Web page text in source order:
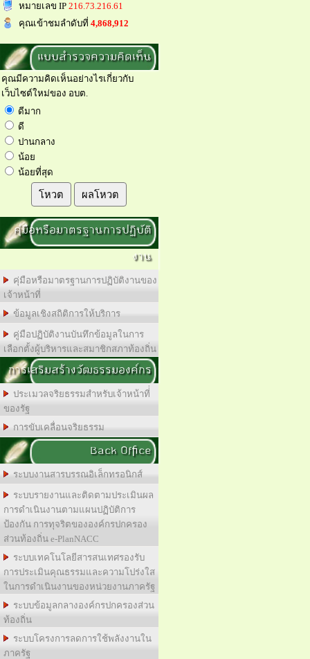
หมายเลข IP 216.73.216.61
คุณเข้าชมลำดับที่ 4,868,912
แบบสำรวจความคิดเห็น
คุณมีความคิดเห็นอย่างไรเกี่ยวกับ
เว็บไซต์ใหม่ของ อบต.
ดีมาก
ดี
ปานกลาง
น้อย
น้อยที่สุด
โหวต ผลโหวต
คุ่มือหรือมาตรฐานการปฏิบัติ
งาน
คุ่มือหรือมาตรฐานการปฏิบัติงานของ
เจ้าหน้าที่
ข้อมูลเชิงสถิติการให้บริการ
คู่มือปฏิบัติงานบันทึกข้อมูลในการ
เลือกตั้งผู้บริหารและสมาชิกสภาท้องถิ่น
การเสริมสร้างวัฒธรรมองค์กร
ประเมวลจริยธรรมสำหรับเจ้าหน้าที่่
ของรัฐ
การขับเคลื่อนจริยธรรม
Back Office
ระบบงานสารบรรณอิเล็กทรอนิกส์
ระบบรายงานและติดตามประเมินผล
การดำเนินงานตามแผนปฏิบัติการ
ป้องกัน การทุจริตขององค์กรปกครอง
ส่วนท้องถิ่น e-PlanNACC
ระบบเทคโนโลยีสารสนเทศรองรับ
การประเมินคุณธรรมและความโปร่งใส
ในการดำเนินงานของหน่วยงานภาครัฐ
ระบบข้อมูลกลางองค์กรปกครองส่วน
ท้องถิ่น
ระบบโครงการลดการใช้พลังงานใน
ภาครัฐ